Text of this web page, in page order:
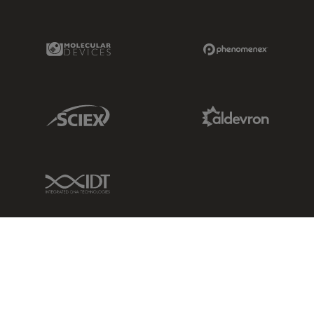
Molecular Devices Link
Sciex Link
IDT Link